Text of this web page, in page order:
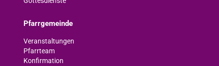
Pfarrgemeinde
Veranstaltungen
Pfarrteam
Konfirmation